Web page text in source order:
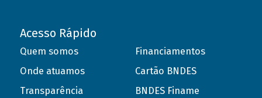
Acesso Rápido
Quem somos
Onde atuamos
Transparência
Financiamentos
Cartão BNDES
BNDES Finame